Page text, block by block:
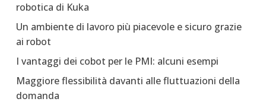
robotica di Kuka
Un ambiente di lavoro più piacevole e sicuro grazie
ai robot
I vantaggi dei cobot per le PMI: alcuni esempi
Maggiore flessibilità davanti alle fluttuazioni della
domanda